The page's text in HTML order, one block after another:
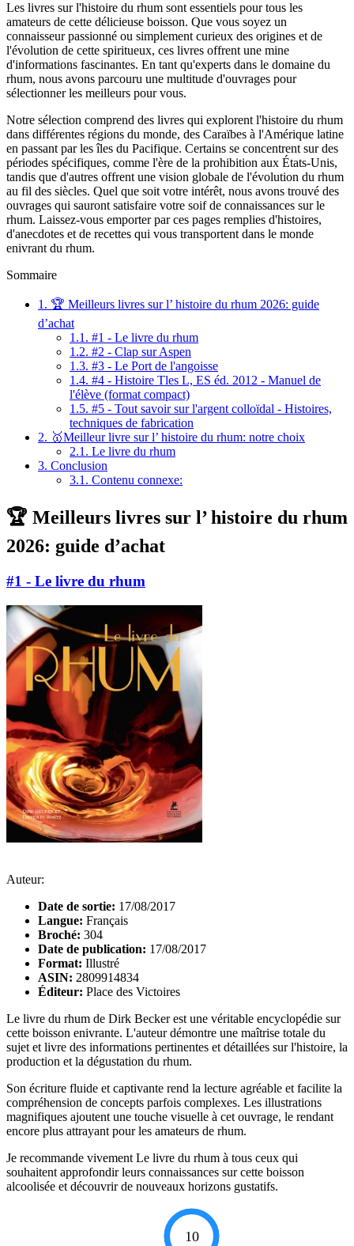
Les livres sur l'histoire du rhum sont essentiels pour tous les
amateurs de cette délicieuse boisson. Que vous soyez un
connaisseur passionné ou simplement curieux des origines et de
l'évolution de cette spiritueux, ces livres offrent une mine
d'informations fascinantes. En tant qu'experts dans le domaine du
rhum, nous avons parcouru une multitude d'ouvrages pour
sélectionner les meilleurs pour vous.
Notre sélection comprend des livres qui explorent l'histoire du rhum
dans différentes régions du monde, des Caraïbes à l'Amérique latine
en passant par les îles du Pacifique. Certains se concentrent sur des
périodes spécifiques, comme l'ère de la prohibition aux États-Unis,
tandis que d'autres offrent une vision globale de l'évolution du rhum
au fil des siècles. Quel que soit votre intérêt, nous avons trouvé des
ouvrages qui sauront satisfaire votre soif de connaissances sur le
rhum. Laissez-vous emporter par ces pages remplies d'histoires,
d'anecdotes et de recettes qui vous transportent dans le monde
enivrant du rhum.
Sommaire
1. 🏆 Meilleurs livres sur l’ histoire du rhum 2026: guide
d’achat
1.1. #1 - Le livre du rhum
1.2. #2 - Clap sur Aspen
1.3. #3 - Le Port de l'angoisse
1.4. #4 - Histoire Tles L, ES éd. 2012 - Manuel de
l'élève (format compact)
1.5. #5 - Tout savoir sur l'argent colloïdal - Histoires,
techniques de fabrication
2. 🥇Meilleur livre sur l’ histoire du rhum: notre choix
2.1. Le livre du rhum
3. Conclusion
3.1. Contenu connexe:
🏆 Meilleurs livres sur l’ histoire du rhum
2026: guide d’achat
#1 - Le livre du rhum
Auteur:
Date de sortie: 17/08/2017
Langue: Français
Broché: 304
Date de publication: 17/08/2017
Format: Illustré
ASIN: 2809914834
Éditeur: Place des Victoires
Le livre du rhum de Dirk Becker est une véritable encyclopédie sur
cette boisson enivrante. L'auteur démontre une maîtrise totale du
sujet et livre des informations pertinentes et détaillées sur l'histoire, la
production et la dégustation du rhum.
Son écriture fluide et captivante rend la lecture agréable et facilite la
compréhension de concepts parfois complexes. Les illustrations
magnifiques ajoutent une touche visuelle à cet ouvrage, le rendant
encore plus attrayant pour les amateurs de rhum.
Je recommande vivement Le livre du rhum à tous ceux qui
souhaitent approfondir leurs connaissances sur cette boisson
alcoolisée et découvrir de nouveaux horizons gustatifs.
10